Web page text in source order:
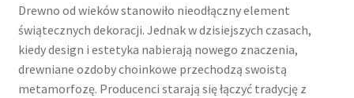
Drewno od wieków stanowiło nieodłączny element
świątecznych dekoracji. Jednak w dzisiejszych czasach,
kiedy design i estetyka nabierają nowego znaczenia,
drewniane ozdoby choinkowe przechodzą swoistą
metamorfozę. Producenci starają się łączyć tradycję z